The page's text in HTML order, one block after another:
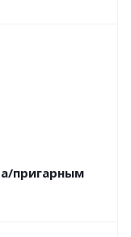
пригарным